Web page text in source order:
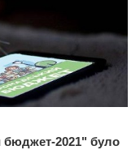
бюджет-2021" було